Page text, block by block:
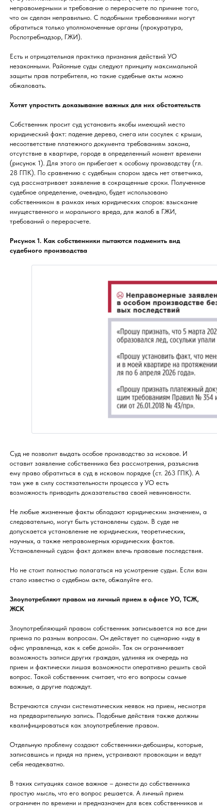
неправомерными и требование о перерасчете по причине того,
что он сделан неправильно. С подобными требованиями могут
обратиться только уполномоченные органы (прокуратура,
Роспотребнадзор, ГЖИ).
Есть и отрицательная практика признания действий УО
незаконными. Районные суды следуют принципу максимальной
защиты прав потребителя, но такие судебные акты можно
обжаловать.
Хотят упростить доказывание важных для них обстоятельств
Собственник просит суд установить якобы имеющий место
юридический факт: падение дерева, снега или сосулек с крыши,
несоответствие платежного документа требованиям закона,
отсутствие в квартире, городе в определенный момент времени
(рисунок 1). Для этого он прибегает к особому производству (гл.
28 ГПК). По сравнению с судебным спором здесь нет ответчика,
суд рассматривает заявление в сокращенные сроки. Полученное
судебное определение, очевидно, будет использовано
собственником в рамках иных юридических споров: взыскание
имущественного и морального вреда, для жалоб в ГЖИ,
требований о перерасчете.
Рисунок 1. Как собственники пытаются подменить вид
судебного производства
Суд не позволит выдать особое производство за исковое. И
оставит заявление собственника без рассмотрения, разъяснив
ему право обратиться в суд в исковом порядке (ст. 263 ГПК). А
там уже в силу состязательности процесса у УО есть
возможность приводить доказательства своей невиновности.
Не любые жизненные факты обладают юридическим значением, а
следовательно, могут быть установлены судом. В суде не
допускается установление не юридических, теоретических,
научных, а также неправомерных юридических фактов.
Установленный судом факт должен влечь правовые последствия.
Но не стоит полностью полагаться на усмотрение судьи. Если вам
стало известно о судебном акте, обжалуйте его.
Злоупотребляют правом на личный прием в офисе УО, ТСЖ,
ЖСК
Злоупотребляющий правом собственник записывается на все дни
приема по разным вопросам. Он действует по сценарию «иду в
офис управленца, как к себе домой». Так он ограничивает
возможность записи других граждан, удлиняя их очередь на
прием и фактически лишая возможности оперативно решить свой
вопрос. Такой собственник считает, что его вопросы самые
важные, а другие подождут.
Встречаются случаи систематических неявок на прием, несмотря
на предварительную запись. Подобные действия также должны
квалифицироваться как злоупотребление правом.
Отдельную проблему создают собственники-дебоширы, которые,
записавшись и придя на прием, устраивают провокации и ведут
себя неадекватно.
В таких ситуациях самое важное – донести до собственника
простую мысль, что его вопрос решается. А личный прием
ограничен по времени и предназначен для всех собственников и